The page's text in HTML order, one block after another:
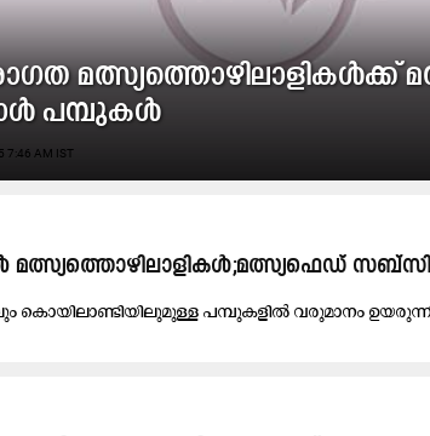
മത്സ്യത്തൊഴിലാളികൾക്ക്
പമ്പുകൾ
7:46 AM IST
കൊ​യി​ലാ​ണ്ടി​യി​ലു​മു​ള്ള പ​മ്പു​ക​ളി​ൽ വ​രു​മാ​നം